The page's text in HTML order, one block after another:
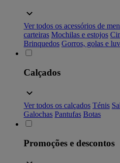
Ver todos os acessórios de
carteiras Mochilas e estojos
Brinquedos Gorros, golas e
Calçados
Ver todos os calçados Ténis
Galochas Pantufas Botas
Promoções e descontos